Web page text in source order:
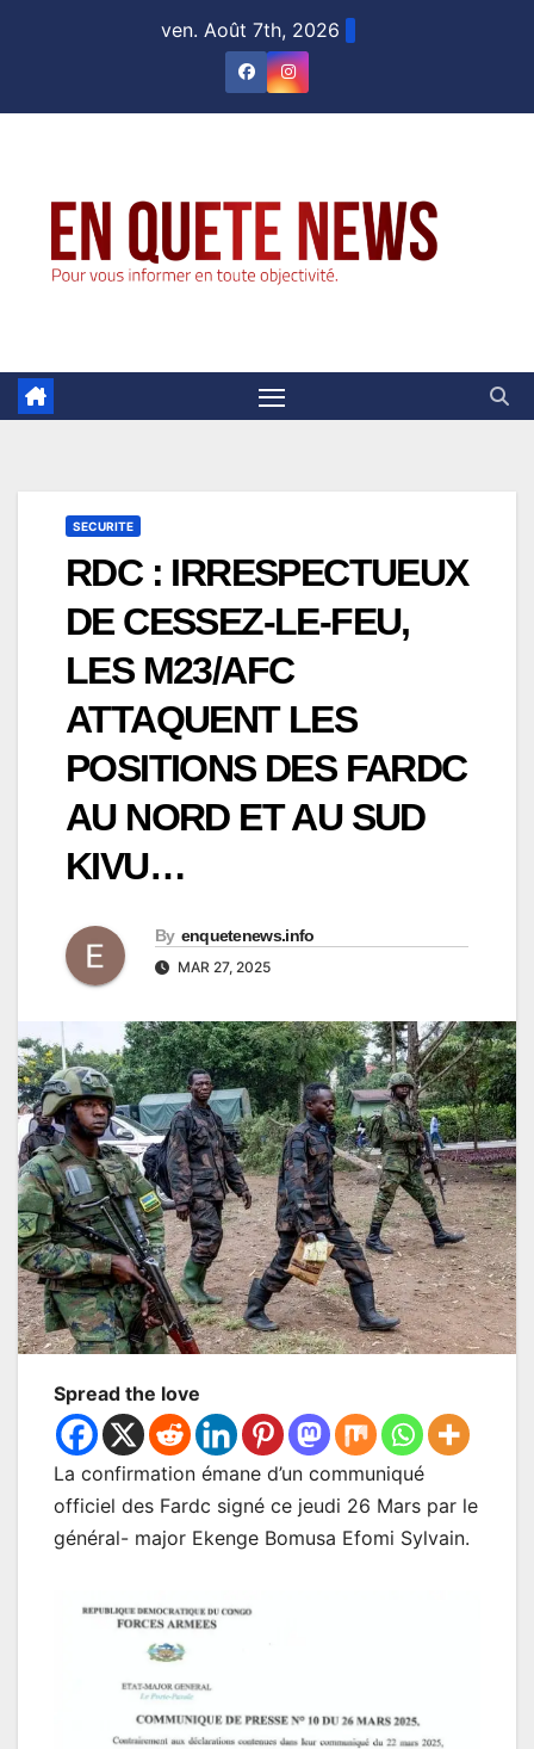
ven. Août 7th, 2026
SECURITE
RDC : IRRESPECTUEUX
DE CESSEZ-LE-FEU,
LES M23/AFC
ATTAQUENT LES
POSITIONS DES FARDC
AU NORD ET AU SUD
KIVU…
By enquetenews.info
MAR 27, 2025
Spread the love
La confirmation émane d’un communiqué
officiel des Fardc signé ce jeudi 26 Mars par le
général- major Ekenge Bomusa Efomi Sylvain.